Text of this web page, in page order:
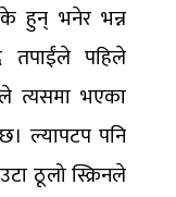
हुन् भनेर भन्न
पहिले
त्यसमा भएका
ल्यापटप पनि
ठूलो स्क्रिनले